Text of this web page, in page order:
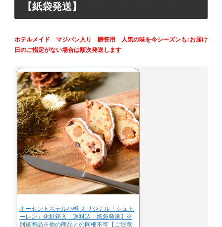
【紙袋発送】
ホテルメイド マジパン入り 贈答用 人気の味を今シーズンも♪お届け
日のご指定がない場合は順次発送します
オーセントホテル小樽 オリジナル「シュト
ーレン」化粧箱入 送料込 紙袋発送】※
別送商品※他の商品との同梱不可【ご注意